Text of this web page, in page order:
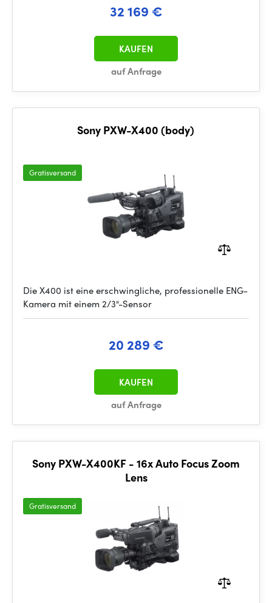
32 169 €
auf Anfrage
KAUFEN
Sony PXW-X400 (body)
Gratisversand
Die X400 ist eine erschwingliche, professionelle ENG-
Kamera mit einem 2/3"-Sensor
20 289 €
auf Anfrage
KAUFEN
Sony PXW-X400KF - 16x Auto Focus Zoom
Lens
Gratisversand